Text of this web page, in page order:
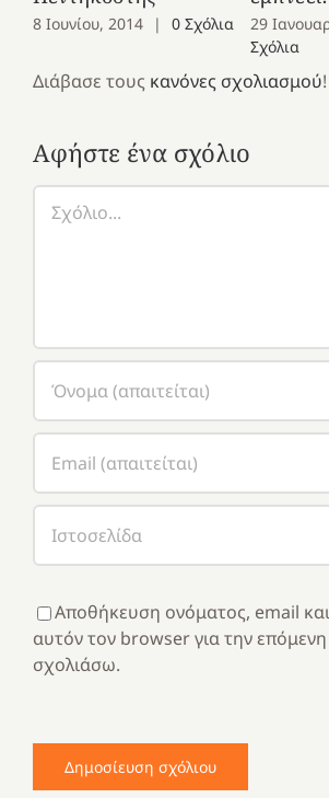
8 Ιουνίου, 2014 | 0 Σχόλια 29
Σχόλια
Διάβασε τους κανόνες σχολιασμού!
Αφήστε ένα σχόλιο
Αποθήκευση ονόματος, email
αυτόν τον browser για την
σχολιάσω.